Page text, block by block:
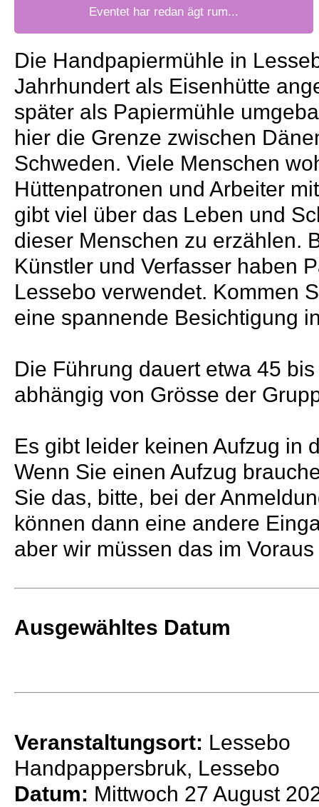
Eventet har redan ägt rum...
Die Handpapiermühle in
Jahrhundert als Eisenhütte
später als Papiermühle
hier die Grenze zwischen
Schweden. Viele Menschen
Hüttenpatronen und Arbeiter
gibt viel über das Leben und
dieser Menschen zu erzählen.
Künstler und Verfasser haben
Lessebo verwendet. Kommen
eine spannende Besichtigung
Die Führung dauert etwa 45
abhängig von Grösse der
Es gibt leider keinen Aufzug in
Wenn Sie einen Aufzug
Sie das, bitte, bei der
können dann eine andere
aber wir müssen das im
Ausgewähltes Datum
Veranstaltungsort: Lessebo
Handpappersbruk, Lessebo
Datum: Mittwoch 27 August